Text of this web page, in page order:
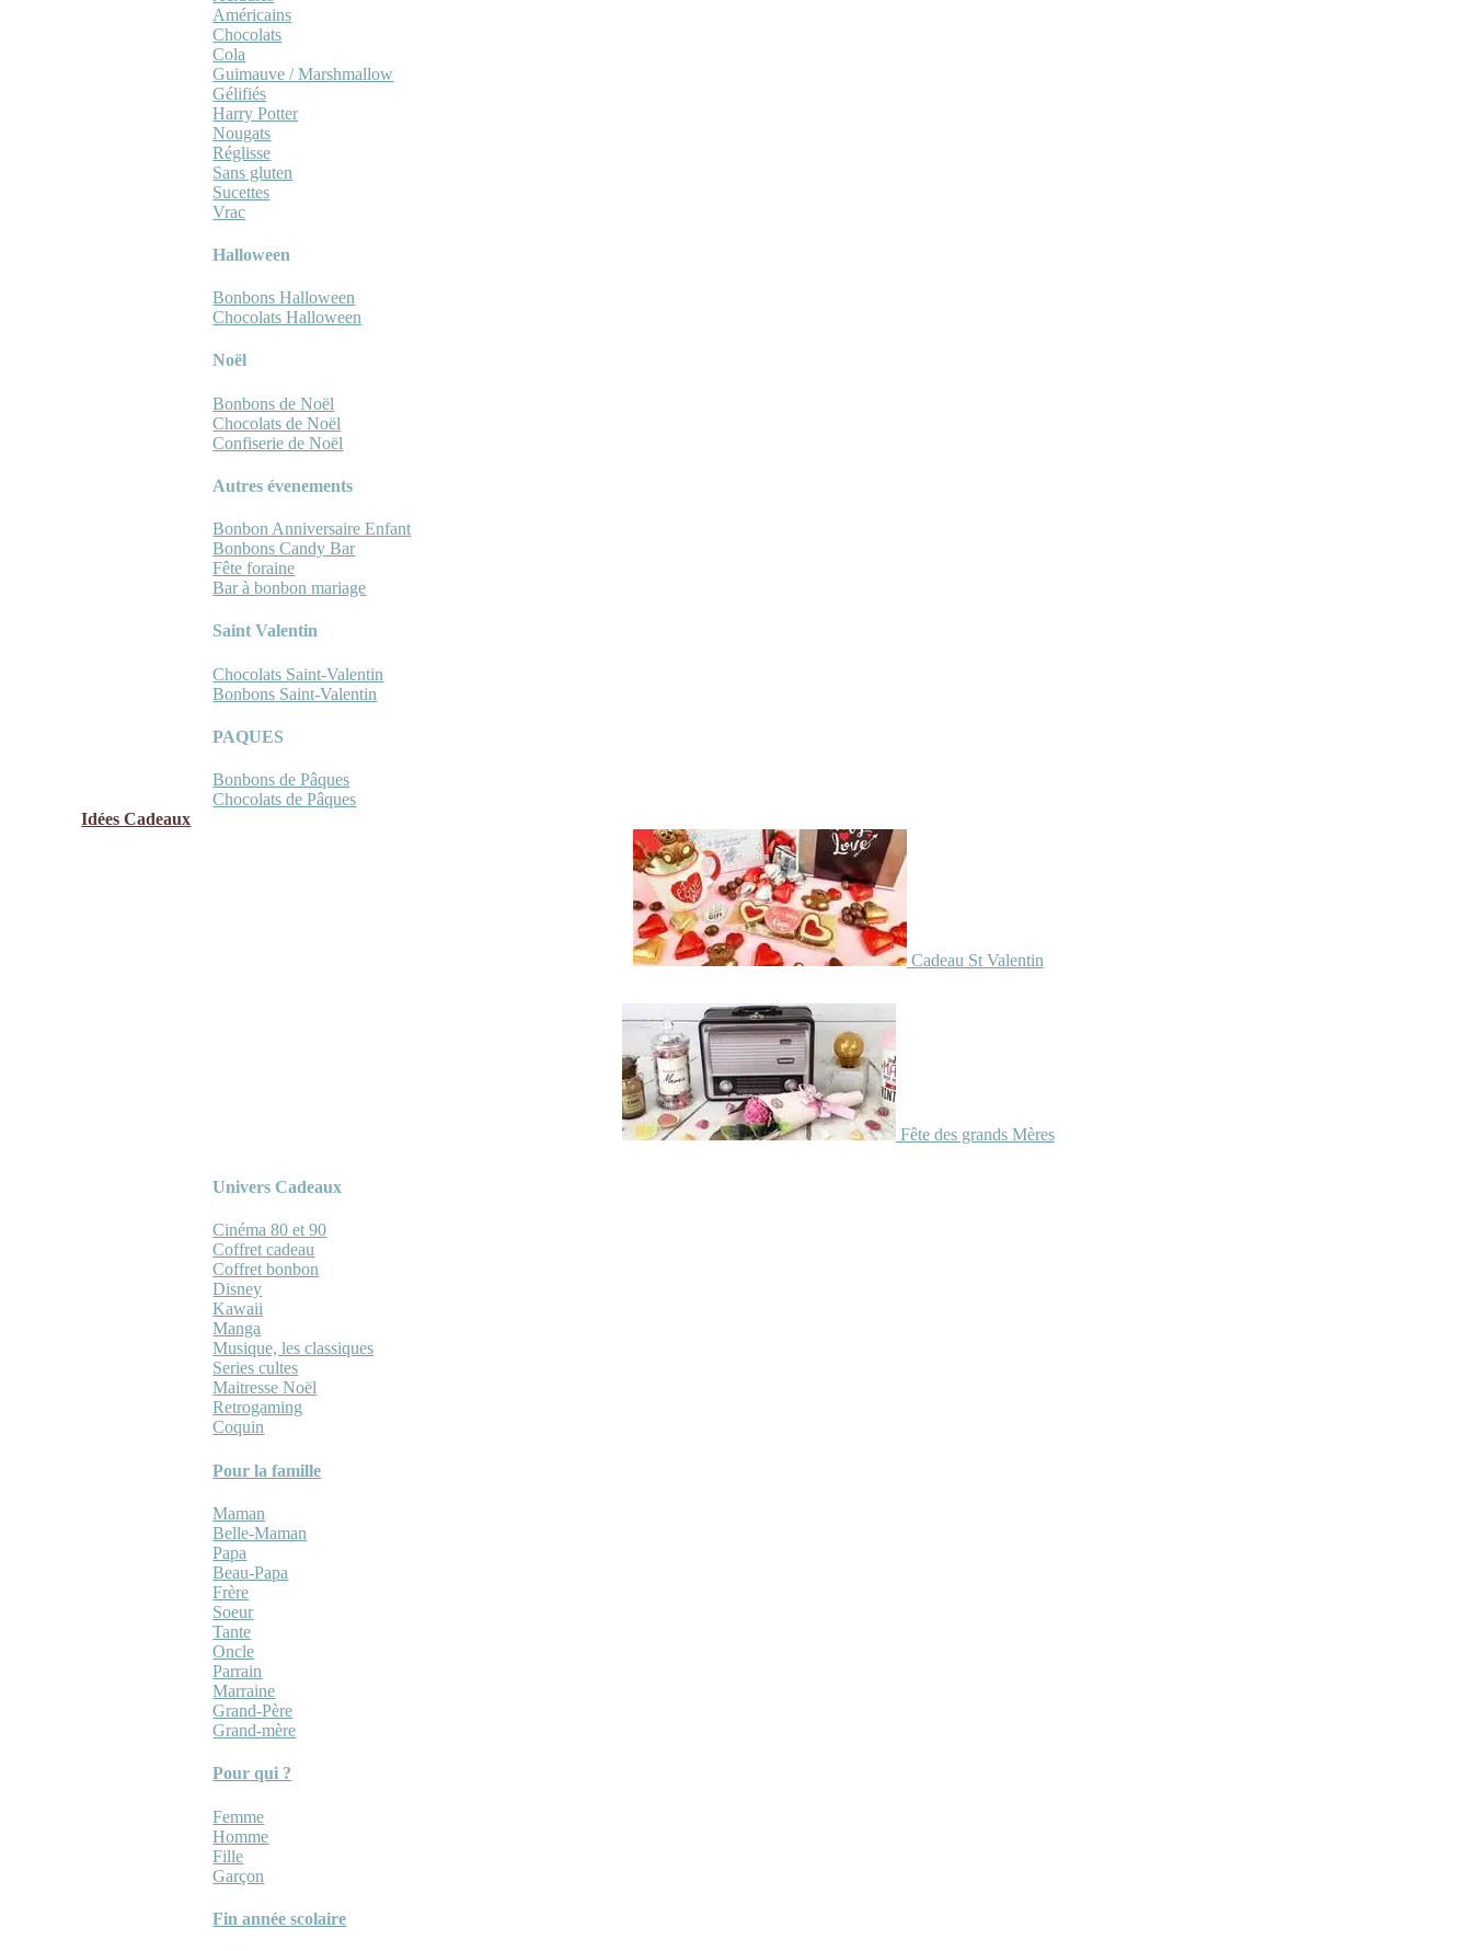
Américains
Chocolats
Cola
Guimauve / Marshmallow
Gélifiés
Harry Potter
Nougats
Réglisse
Sans gluten
Sucettes
Vrac
Halloween
Bonbons Halloween
Chocolats Halloween
Noël
Bonbons de Noël
Chocolats de Noël
Confiserie de Noël
Autres évenements
Bonbon Anniversaire Enfant
Bonbons Candy Bar
Fête foraine
Bar à bonbon mariage
Saint Valentin
Chocolats Saint-Valentin
Bonbons Saint-Valentin
PAQUES
Bonbons de Pâques
Chocolats de Pâques
Idées Cadeaux
Cadeau St Valentin
Fête des grands Mères
Univers Cadeaux
Cinéma 80 et 90
Coffret cadeau
Coffret bonbon
Disney
Kawaii
Manga
Musique, les classiques
Series cultes
Maitresse Noël
Retrogaming
Coquin
Pour la famille
Maman
Belle-Maman
Papa
Beau-Papa
Frère
Soeur
Tante
Oncle
Parrain
Marraine
Grand-Père
Grand-mère
Pour qui ?
Femme
Homme
Fille
Garçon
Fin année scolaire